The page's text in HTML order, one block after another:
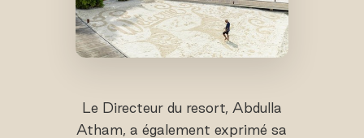
Le Directeur du resort, Abdulla
Atham, a également exprimé sa